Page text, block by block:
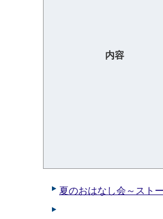
内容
夏のおはなし会～スト